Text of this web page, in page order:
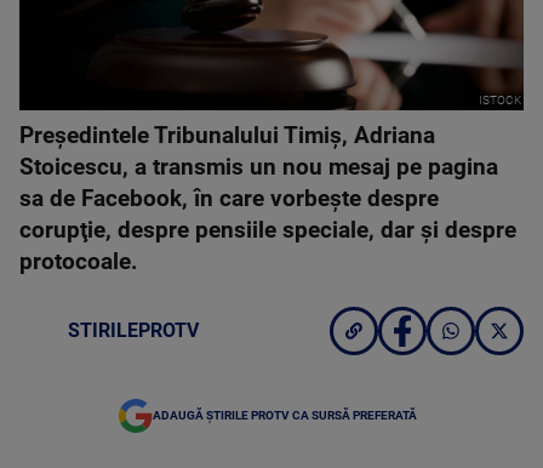
ISTOCK
Preşedintele Tribunalului Timiş, Adriana
Stoicescu, a transmis un nou mesaj pe pagina
sa de Facebook, în care vorbeşte despre
corupţie, despre pensiile speciale, dar şi despre
protocoale.
STIRILEPROTV
ADAUGĂ ȘTIRILE PROTV CA SURSĂ PREFERATĂ